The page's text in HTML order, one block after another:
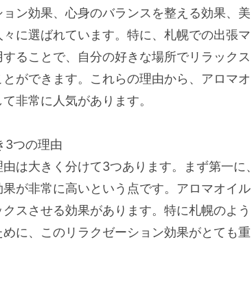
ン効果、心身のバランスを整える効果、美
に選ばれています。特に、札幌での出張マ
ることで、自分の好きな場所でリラックス
ができます。これらの理由から、アロマオ
非常に人気があります。
3つの理由
は大きく分けて3つあります。まず第一に、
が非常に高いという点です。アロマオイル
スさせる効果があります。特に札幌のよう
に、このリラクゼーション効果がとても重